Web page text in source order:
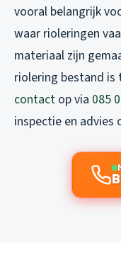
vooral belangrijk
waar rioleringen
materiaal zijn
riolering bestand is
contact op via 085
inspectie en advies